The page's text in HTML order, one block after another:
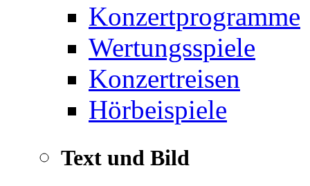
Konzertprogramme
Wertungsspiele
Konzertreisen
Hörbeispiele
Text und Bild